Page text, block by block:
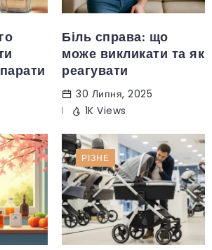
Біль справа: що
може викликати та як
реагувати
30 Липня, 2025
1K Views
РІЗНЕ